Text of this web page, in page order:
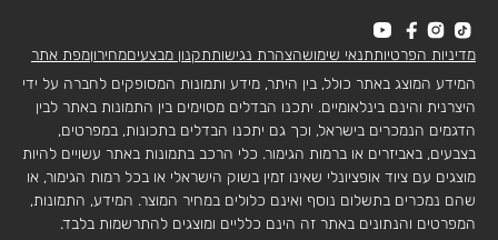
מדיניות הפרטיותתנאי שימושהצהרת נגישותתקנון מבצעיםמחירוןמפת אתר
המידע המוצג באתר כולל, בין היתר, מידע ותמונות המסופקים לחברה על ידי
היצרנית והינם בינלאומיים. יתכנו הבדלים מסוימים בין התמונות באתר לבין
הדגמים הנמכרים בישראל, וכך גם יתכנו הבדלים בתכונות, במפרטים,
בצבעים, באביזרים או ברמות הגימור. כלי הרכב בתמונות באתר עשויים להיות
מוצגים עם ציוד אופציונלי שאינו זמין בשוק הישראלי או בכל רמות הגימור, או
שהם נמכרים בתשלום נוסף ואינם כלולים במחיר המוצר. המידע, התמונות,
המפרטים והנתונים באתר זה הינם כלליים ומוצגים להתרשמות בלבד.